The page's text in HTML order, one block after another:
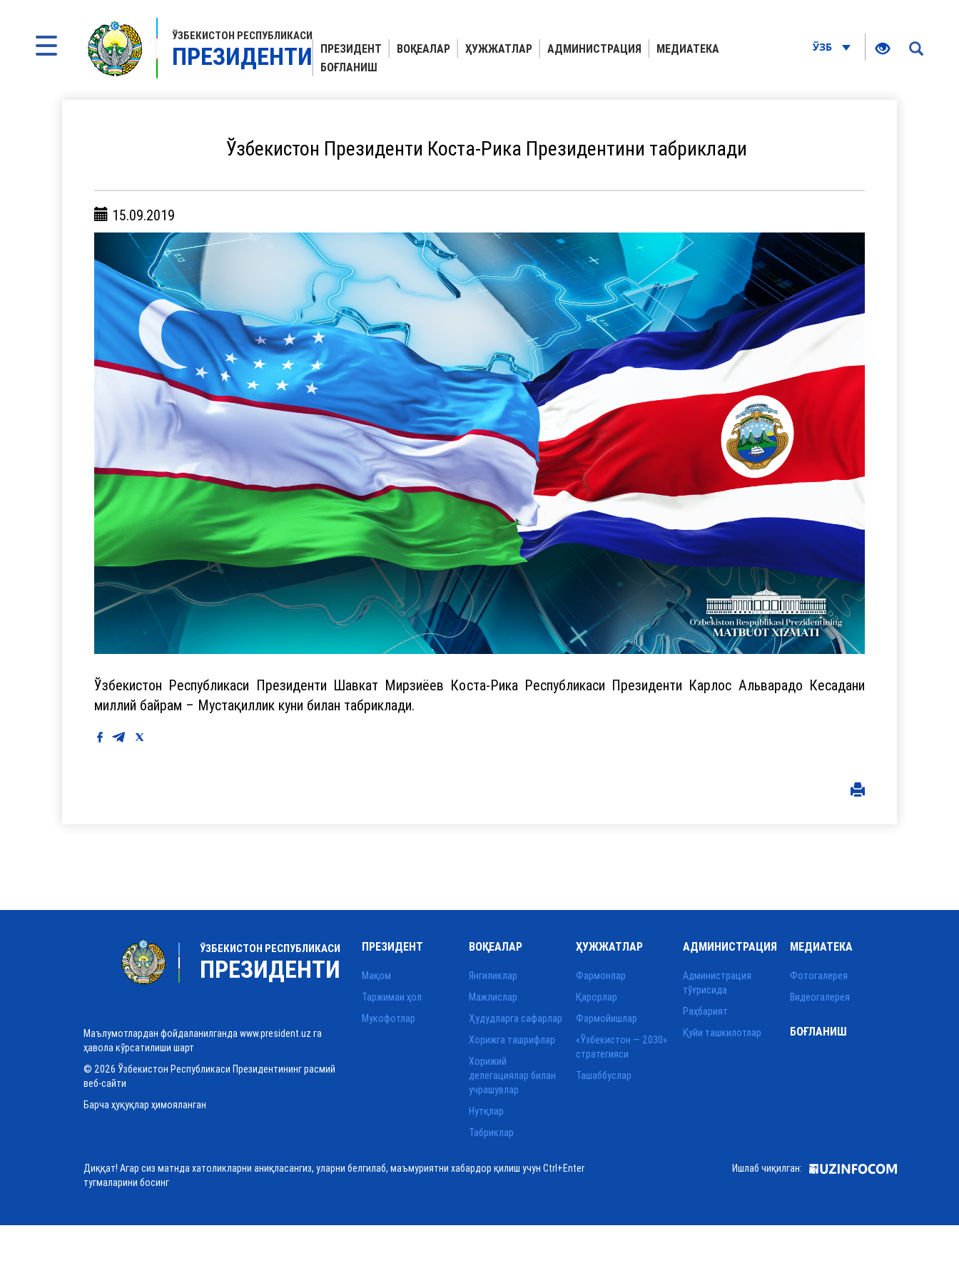
ЎЗБЕКИСТОН РЕСПУБЛИКАСИ
ПРЕЗИДЕНТИ ПРЕЗИДЕНТ ВОҚЕАЛАР ҲУЖЖАТЛАР АДМИНИСТРАЦИЯ
МЕДИАТЕКА
БОҒЛАНИШ
ЎЗБ
Ўзбекистон Президенти Коста-Рика Президентини табриклади
15.09.2019
Ўзбекистон Республикаси Президенти Шавкат Мирзиёев Коста-Рика Республикаси Президенти Карлос Альварадо Кесадани
миллий байрам – Мустақиллик куни билан табриклади.
ЎЗБЕКИСТОН РЕСПУБЛИКАСИ
ПРЕЗИДЕНТИ
Маълумотлардан фойдаланилганда www.president.uz га
ҳавола кўрсатилиши шарт
© 2026 Ўзбекистон Республикаси Президентининг расмий
веб-сайти
Барча ҳуқуқлар ҳимояланган
ПРЕЗИДЕНТ
Мақом
Таржимаи ҳол
Мукофотлар
ВОҚЕАЛАР
Янгиликлар
Мажлислар
Ҳудудларга сафарлар
Хорижга ташрифлар
Хорижий
делегациялар билан
учрашувлар
Нутқлар
Табриклар
ҲУЖЖАТЛАР
Фармонлар
Қарорлар
Фармойишлар
«Ўзбекистон — 2030»
стратегияси
Ташаббуслар
АДМИНИСТРАЦИЯ
Администрация
тўғрисида
Раҳбарият
Қуйи ташкилотлар
МЕДИАТЕКА
Фотогалерея
Видеогалерея
БОҒЛАНИШ
Диққат! Агар сиз матнда хатоликларни аниқласангиз, уларни белгилаб, маъмуриятни хабардор қилиш учун Ctrl+Enter
тугмаларини босинг
Ишлаб чиқилган: